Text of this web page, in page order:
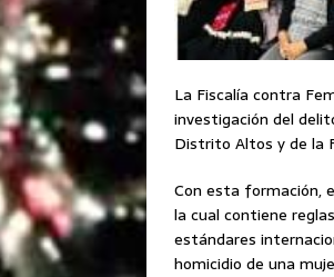
La Fiscalía contra
investigación del
Distrito Altos y de la
Con esta formación,
la cual contiene
estándares
homicidio de una